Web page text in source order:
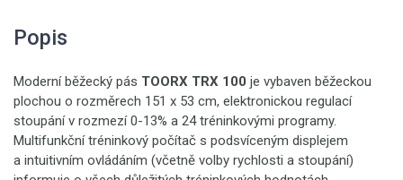
Popis
Moderní běžecký pás TOORX TRX 100 je vybaven běžeckou
plochou o rozměrech 151 x 53 cm, elektronickou regulací
stoupání v rozmezí 0-13% a 24 tréninkovými programy.
Multifunkční tréninkový počítač s podsvíceným displejem
a intuitivním ovládáním (včetně volby rychlosti a stoupání)